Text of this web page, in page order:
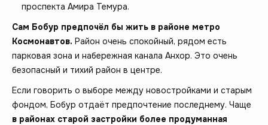
проспекта Амира Темура.
Сам Бобур предпочёл бы жить в районе метро
Космонавтов. Район очень спокойный, рядом есть
парковая зона и набережная канала Анхор. Это очень
безопасный и тихий район в центре.
Если говорить о выборе между новостройками и старым
фондом, Бобур отдаёт предпочтение последнему. Чаще
в районах старой застройки более продуманная